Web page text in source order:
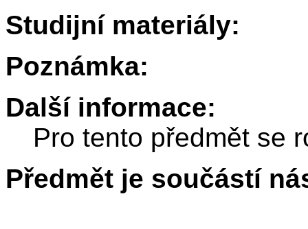
Studijní materiály:
Poznámka:
Další informace:
Pro tento předmět se
Předmět je součástí